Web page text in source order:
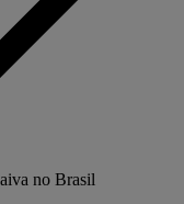
no Brasil